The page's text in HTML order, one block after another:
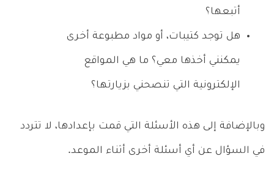
أتبعها؟
هل توجد كتيبات، أو مواد مطبوعة أخرى
يمكنني أخذها معي؟ ما هي المواقع
الإلكترونية التي تنصحني بزيارتها؟
وبالإضافة إلى هذه الأسئلة التي قمت بإعدادها، لا تتردد
في السؤال عن أي أسئلة أخرى أثناء الموعد.